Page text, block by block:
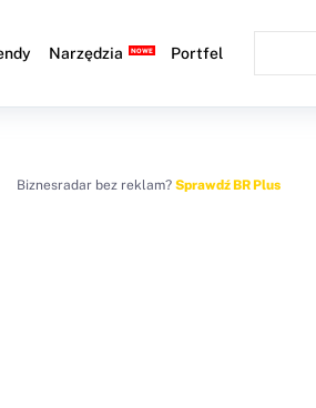
Narzędzia Portfel
Biznesradar bez reklam? Sprawdź BR Plus